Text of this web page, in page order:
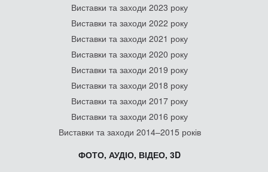
Виставки та заходи 2023 року
Виставки та заходи 2022 року
Виставки та заходи 2021 року
Виставки та заходи 2020 року
Виставки та заходи 2019 року
Виставки та заходи 2018 року
Виставки та заходи 2017 року
Виставки та заходи 2016 року
Виставки та заходи 2014–2015 років
ФОТО, АУДІО, ВІДЕО, 3D